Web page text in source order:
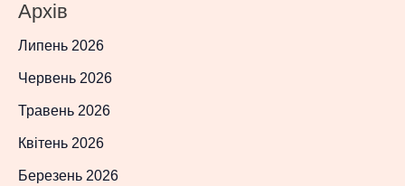
Архів
Липень 2026
Червень 2026
Травень 2026
Квітень 2026
Березень 2026